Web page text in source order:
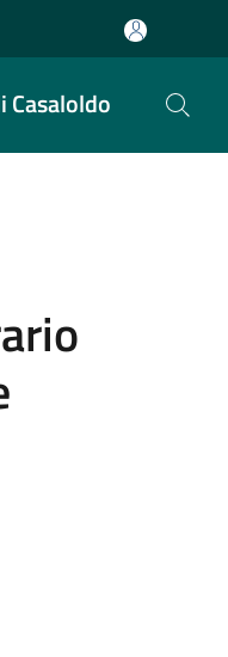
Casaloldo